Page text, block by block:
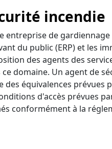
incendie
entreprise de
du public (ERP) et les
des agents des
ce domaine. Un agent de
des équivalences prévues
d'accès prévues
conformément à la